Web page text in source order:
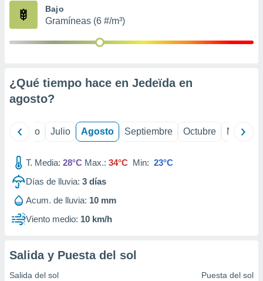
publicidad
1199
Bajo
Gramíneas (6 #/m³)
¿Qué tiempo hace en Jedeïda en
agosto?
Junio Julio Agosto Septiembre Octubre
T. Media: 28°C Max.: 34°C Min: 23°C
Días de lluvia: 3 días
Acum. de lluvia: 10 mm
Viento medio: 10 km/h
Salida y Puesta del sol
Salida del sol Puesta del sol